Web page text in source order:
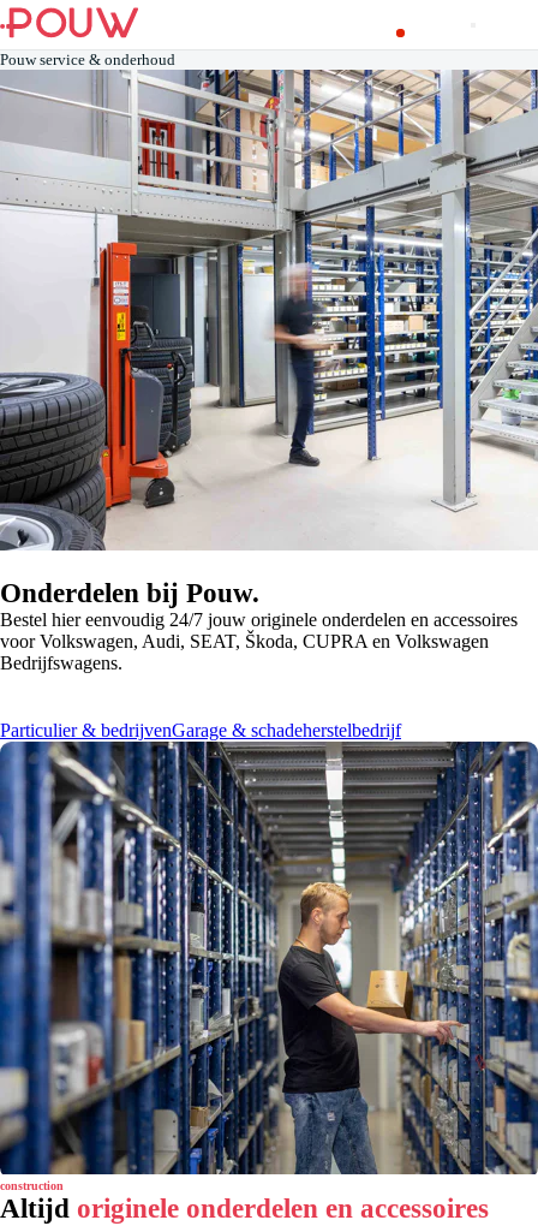
Pouw service & onderhoud
Onderdelen bij Pouw.
Bestel hier eenvoudig 24/7 jouw originele onderdelen en accessoires
voor Volkswagen, Audi, SEAT, Škoda, CUPRA en Volkswagen
Bedrijfswagens.
Particulier & bedrijvenGarage & schadeherstelbedrijf
construction
Altijd originele onderdelen en accessoires